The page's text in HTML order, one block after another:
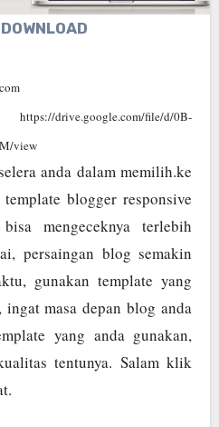
file/d/0B-
view
anda dalam memilih.ke
blogger responsive
mengeceknya terlebih
persaingan blog semakin
gunakan template yang
masa depan blog anda
yang anda gunakan,
tentunya. Salam klik